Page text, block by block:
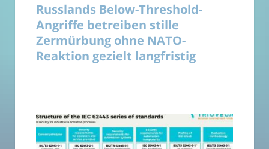
Russlands Below-Threshold-
Angriffe betreiben stille
Zermürbung ohne NATO-
Reaktion gezielt langfristig